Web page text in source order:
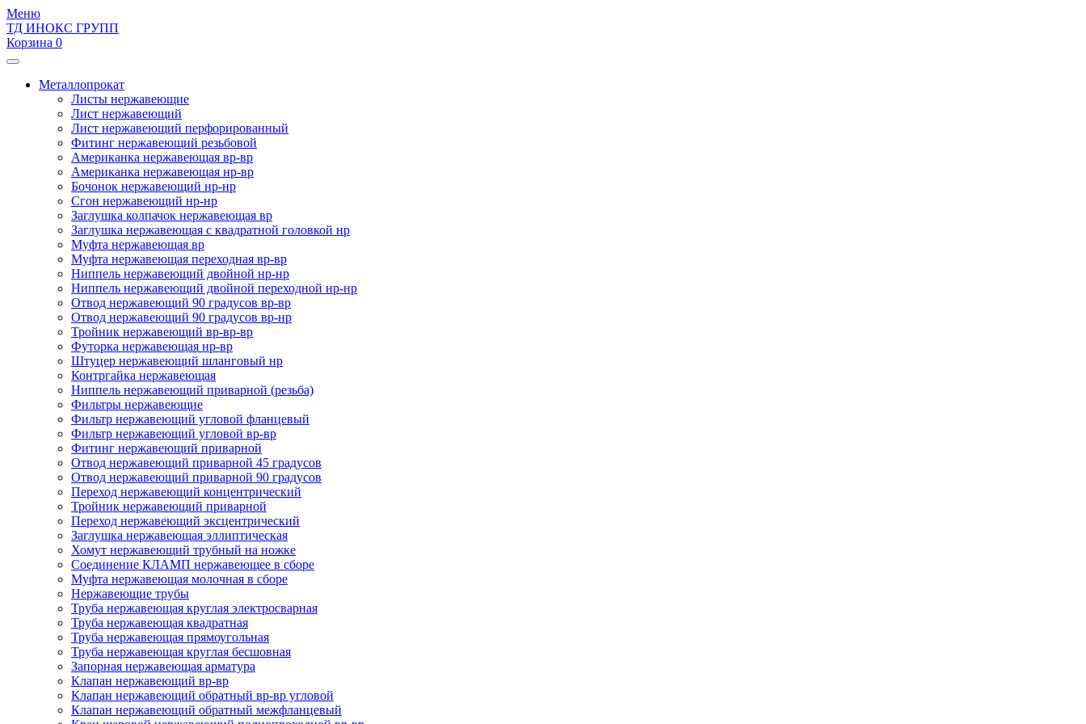
Меню
ТД ИНОКС ГРУПП
Корзина 0
Металлопрокат
Листы нержавеющие
Лист нержавеющий
Лист нержавеющий перфорированный
Фитинг нержавеющий резьбовой
Американка нержавеющая вр-вр
Американка нержавеющая нр-вр
Бочонок нержавеющий нр-нр
Сгон нержавеющий нр-нр
Заглушка колпачок нержавеющая вр
Заглушка нержавеющая с квадратной головкой нр
Муфта нержавеющая вр
Муфта нержавеющая переходная вр-вр
Ниппель нержавеющий двойной нр-нр
Ниппель нержавеющий двойной переходной нр-нр
Отвод нержавеющий 90 градусов вр-вр
Отвод нержавеющий 90 градусов вр-нр
Тройник нержавеющий вр-вр-вр
Футорка нержавеющая нр-вр
Штуцер нержавеющий шланговый нр
Контргайка нержавеющая
Ниппель нержавеющий приварной (резьба)
Фильтры нержавеющие
Фильтр нержавеющий угловой фланцевый
Фильтр нержавеющий угловой вр-вр
Фитинг нержавеющий приварной
Отвод нержавеющий приварной 45 градусов
Отвод нержавеющий приварной 90 градусов
Переход нержавеющий концентрический
Тройник нержавеющий приварной
Переход нержавеющий эксцентрический
Заглушка нержавеющая эллиптическая
Хомут нержавеющий трубный на ножке
Соединение КЛАМП нержавеющее в сборе
Муфта нержавеющая молочная в сборе
Нержавеющие трубы
Труба нержавеющая круглая электросварная
Труба нержавеющая квадратная
Труба нержавеющая прямоугольная
Труба нержавеющая круглая бесшовная
Запорная нержавеющая арматура
Клапан нержавеющий вр-вр
Клапан нержавеющий обратный вр-вр угловой
Клапан нержавеющий обратный межфланцевый